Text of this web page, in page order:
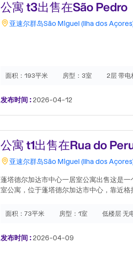
公寓 t3出售在São Pedro
亚速尔群岛São Miguel (Ilha dos
面积：193平米 房型： 3室 2层 带电
发布时间 :2026-04-12
公寓 t1出售在Rua do
亚速尔群岛São Miguel (Ilha dos
蓬塔德尔加达市中心一居室公寓出售这是
室公寓，位于蓬塔德尔加达市中心，靠近格
宜人的庭院，享有海景，非常适合休闲和
选择。如需更多信息或安排参观，请联系我
面积：73平米 房型：1室 低楼层 无
发布时间 :2026-04-09